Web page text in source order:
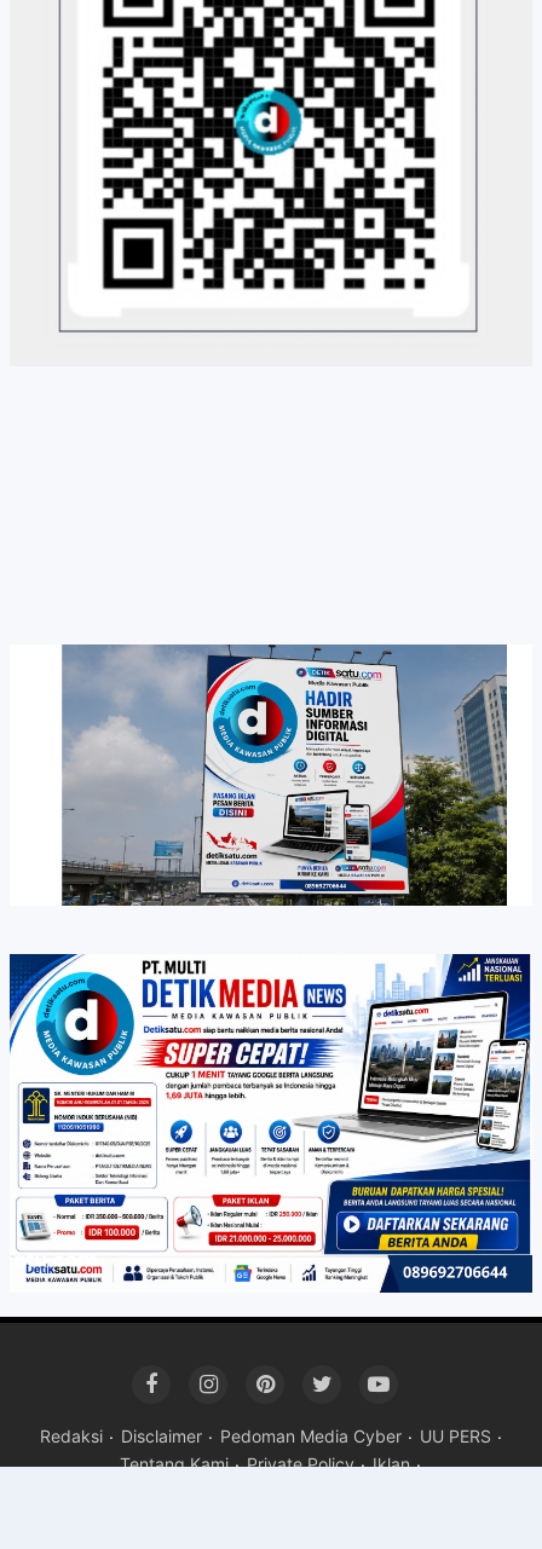
Redaksi Disclaimer Pedoman Media Cyber
UU PERS
Tentang Kami
Private Policy Iklan